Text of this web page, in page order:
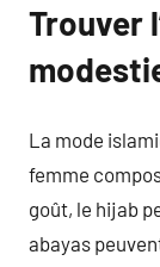
Trouver
La mode
femme
goût, le hijab
abayas